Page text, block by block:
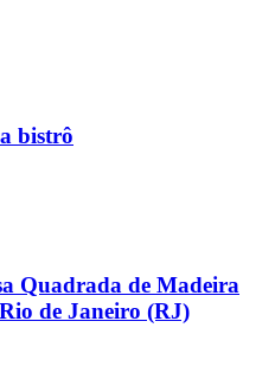
bistrô
Quadrada de Madeira
de Janeiro (RJ)